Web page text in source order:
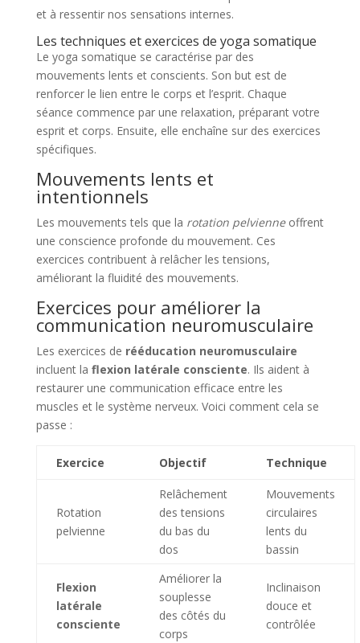
et à ressentir nos sensations internes.
Les techniques et exercices de yoga somatique
Le yoga somatique se caractérise par des
mouvements lents et conscients. Son but est de
renforcer le lien entre le corps et l’esprit. Chaque
séance commence par une relaxation, préparant votre
esprit et corps. Ensuite, elle enchaîne sur des exercices
spécifiques.
Mouvements lents et
intentionnels
Les mouvements tels que la rotation pelvienneoffrent
une conscience profonde du mouvement. Ces
exercices contribuent à relâcher les tensions,
améliorant la fluidité des mouvements.
Exercices pour améliorer la
communication neuromusculaire
Les exercices de rééducation neuromusculaire
incluent la flexion latérale consciente. Ils aident à
restaurer une communication efficace entre les
muscles et le système nerveux. Voici comment cela se
passe :
Exercice Objectif Technique
Rotation
pelvienne
Relâchement
des tensions
du bas du
dos
Mouvements
circulaires
lents du
bassin
Flexion
latérale
consciente
Améliorer la
souplesse
des côtés du
corps
Inclinaison
douce et
contrôlée